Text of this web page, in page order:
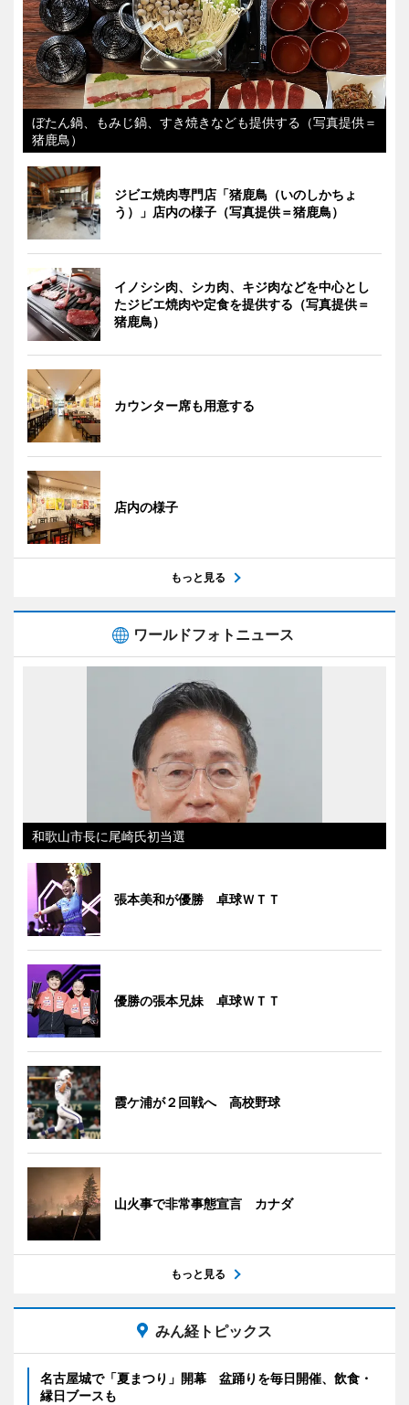
ぼたん鍋、もみじ鍋、すき焼きなども提供する（写真提供＝
猪鹿鳥）
ジビエ焼肉専門店「猪鹿鳥（いのしかちょ
う）」店内の様子（写真提供＝猪鹿鳥）
イノシシ肉、シカ肉、キジ肉などを中心とし
たジビエ焼肉や定食を提供する（写真提供＝
猪鹿鳥）
カウンター席も用意する
店内の様子
もっと見る
ワールドフォトニュース
和歌山市長に尾崎氏初当選
張本美和が優勝 卓球ＷＴＴ
優勝の張本兄妹 卓球ＷＴＴ
霞ケ浦が２回戦へ 高校野球
山火事で非常事態宣言 カナダ
もっと見る
みん経トピックス
名古屋城で「夏まつり」開幕 盆踊りを毎日開催、飲食・
縁日ブースも